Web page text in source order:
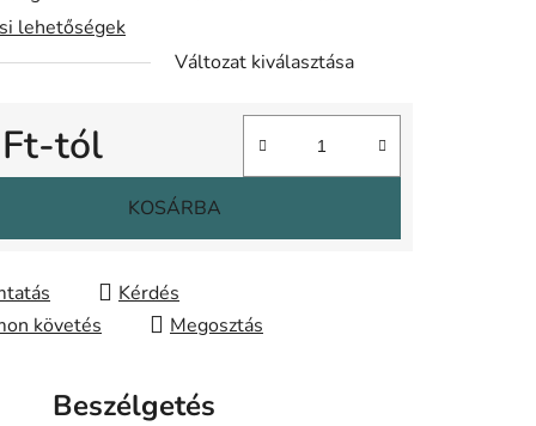
lehetőségek
Változat kiválasztása
-tól
KOSÁRBA
Kérdés
követés
Megosztás
Beszélgetés